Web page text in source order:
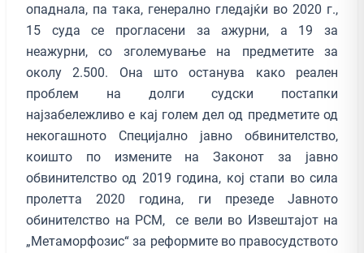
опаднала, па така, генерално гледајќи вo 2020 г.,
15 суда се прогласени за ажурни, а 19 за
неажурни, со зголемување на предметите за
околу 2.500. Она што останува како реален
проблем на долги судски постапки
најзабележливо е кај голем дел од предметите од
некогашното Специјално јавно обвинителство,
коишто по измените на Законот за јавно
обвинителство од 2019 година, кој стапи во сила
пролетта 2020 година, ги презеде Јавното
обинителство на РСМ, се вели во Извештајот на
„Метаморфозис“ за реформите во правосудството